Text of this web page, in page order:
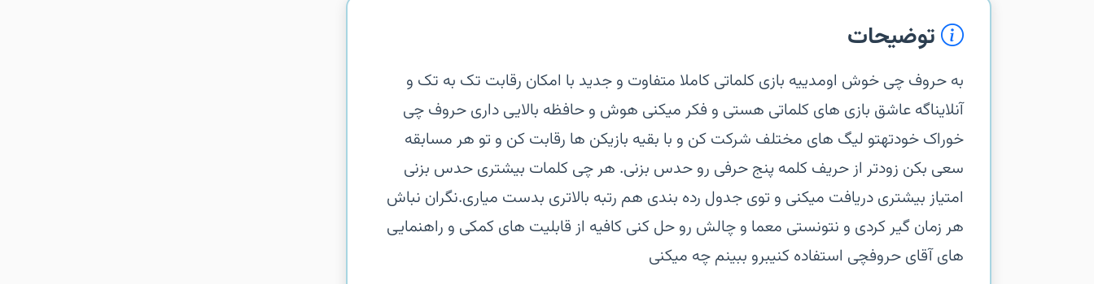
توضیحات
‏‏به حروف چی خوش اومدی‏یه بازی کلماتی کاملا متفاوت و جدید با امکان رقابت تک به تک و
آنلاین‏اگه عاشق بازی های کلماتی هستی و فکر میکنی هوش و حافظه بالایی داری حروف چی
خوراک خودته‏تو لیگ های مختلف شرکت کن و با بقیه بازیکن ها رقابت کن و تو هر مسابقه
سعی بکن زودتر از حریف کلمه پنج حرفی رو حدس بزنی. هر چی کلمات بیشتری حدس بزنی
امتیاز بیشتری دریافت میکنی و توی جدول رده بندی هم رتبه بالاتری بدست میاری.‏نگران نباش
هر زمان گیر کردی و نتونستی معما و چالش رو حل کنی کافیه از قابلیت های کمکی و راهنمایی
های آقای حروفچی استفاده کنی‏برو ببینم چه میکنی